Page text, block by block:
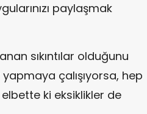
paylaşmak
sıkıntılar olduğunu
çalışıyorsa, hep
ki eksiklikler de